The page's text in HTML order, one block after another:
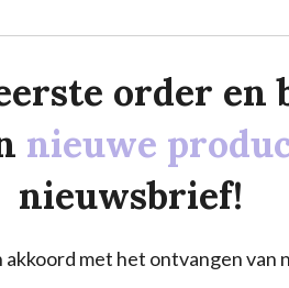
order en
nieuwe
nieuwsbrief!
met het ontvangen van